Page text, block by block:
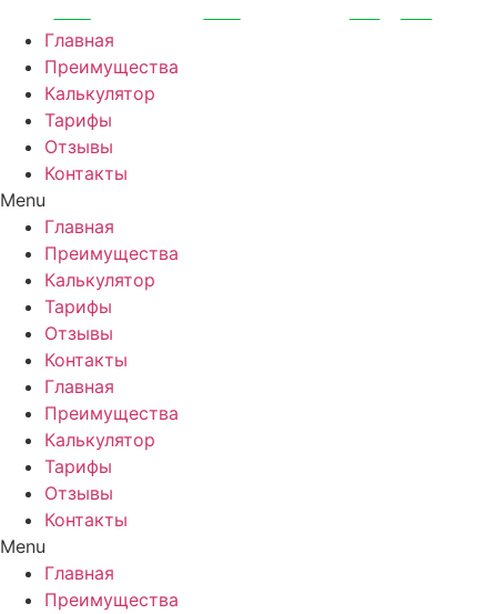
Перейти
содержимому
Главная
Преимущества
Калькулятор
Тарифы
Отзывы
Контакты
Menu
Главная
Преимущества
Калькулятор
Тарифы
Отзывы
Контакты
Главная
Преимущества
Калькулятор
Тарифы
Отзывы
Контакты
Menu
Главная
Преимущества